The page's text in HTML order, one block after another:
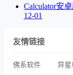
Calculator安
12-01
友情链接
佛系软件 异星